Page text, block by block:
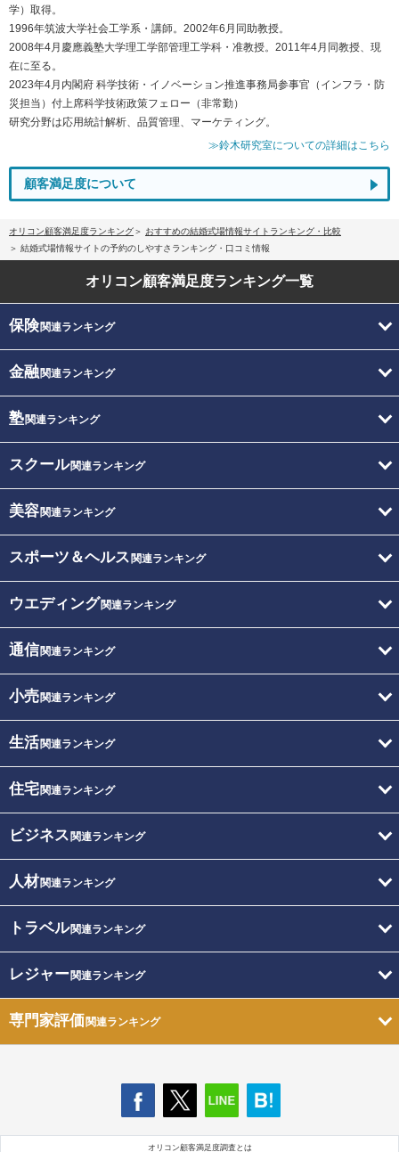
学）取得。
1996年筑波大学社会工学系・講師。2002年6月同助教授。
2008年4月慶應義塾大学理工学部管理工学科・准教授。2011年4月同教授、現
在に至る。
2023年4月内閣府 科学技術・イノベーション推進事務局参事官（インフラ・防
災担当）付上席科学技術政策フェロー（非常勤）
研究分野は応用統計解析、品質管理、マーケティング。
≫鈴木研究室についての詳細はこちら
顧客満足度について
オリコン顧客満足度ランキング
おすすめの結婚式場情報サイトランキング・比較
結婚式場情報サイトの予約のしやすさランキング・口コミ情報
オリコン顧客満足度ランキング一覧
保険関連ランキング
金融関連ランキング
塾関連ランキング
スクール関連ランキング
美容関連ランキング
スポーツ＆ヘルス 関連ランキング
ウエディング関連ランキング
通信関連ランキング
小売関連ランキング
生活関連ランキング
住宅関連ランキング
ビジネス 関連ランキング
人材関連ランキング
トラベル関連ランキング
レジャー関連ランキング
専門家評価関連ランキング
オリコン顧客満足度調査とは